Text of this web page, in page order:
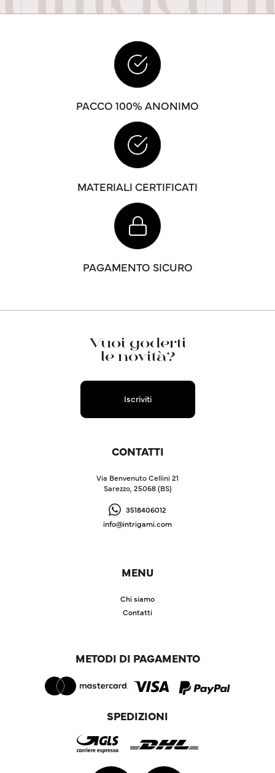
PACCO 100% ANONIMO
MATERIALI CERTIFICATI
PAGAMENTO SICURO
Vuoi goderti
le novità?
Iscriviti
CONTATTI
Via Benvenuto Cellini 21
Sarezzo, 25068 (BS)
3518406012
info@intrigami.com
MENU
Chi siamo
Contatti
METODI DI PAGAMENTO
SPEDIZIONI